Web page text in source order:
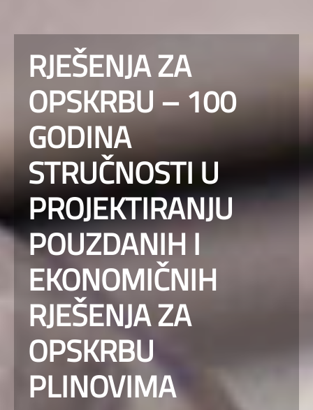
RJEŠENJA ZA
OPSKRBU – 100
GODINA
STRUČNOSTI U
PROJEKTIRANJU
POUZDANIH I
EKONOMIČNIH
RJEŠENJA ZA
OPSKRBU
PLINOVIMA